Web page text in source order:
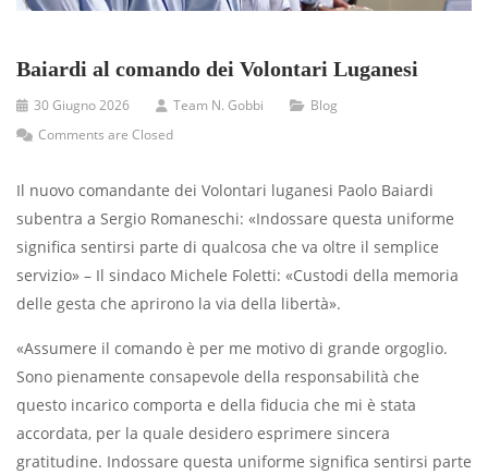
Baiardi al comando dei Volontari Luganesi
30 Giugno 2026 Team N. Gobbi
Blog
Comments are Closed
Il nuovo comandante dei Volontari luganesi Paolo Baiardi
subentra a Sergio Romaneschi: «Indossare questa uniforme
significa sentirsi parte di qualcosa che va oltre il semplice
servizio» – Il sindaco Michele Foletti: «Custodi della memoria
delle gesta che aprirono la via della libertà».
«Assumere il comando è per me motivo di grande orgoglio.
Sono pienamente consapevole della responsabilità che
questo incarico comporta e della fiducia che mi è stata
accordata, per la quale desidero esprimere sincera
gratitudine. Indossare questa uniforme significa sentirsi parte